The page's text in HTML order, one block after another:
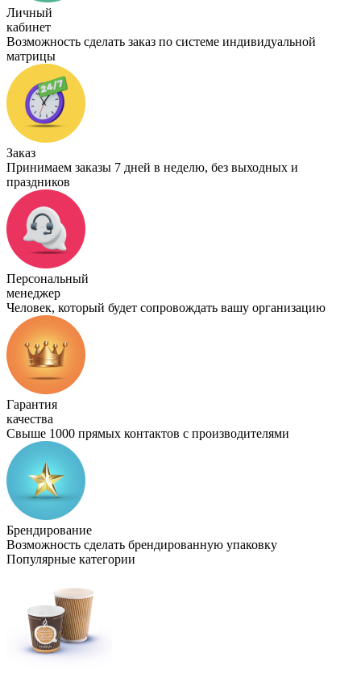
Личный
кабинет
Возможность сделать заказ по системе индивидуальной
матрицы
Заказ
Принимаем заказы 7 дней в неделю, без выходных и
праздников
Персональный
менеджер
Человек, который будет сопровождать вашу организацию
Гарантия
качества
Свыше 1000 прямых контактов с производителями
Брендирование
Возможность сделать брендированную упаковку
Популярные категории